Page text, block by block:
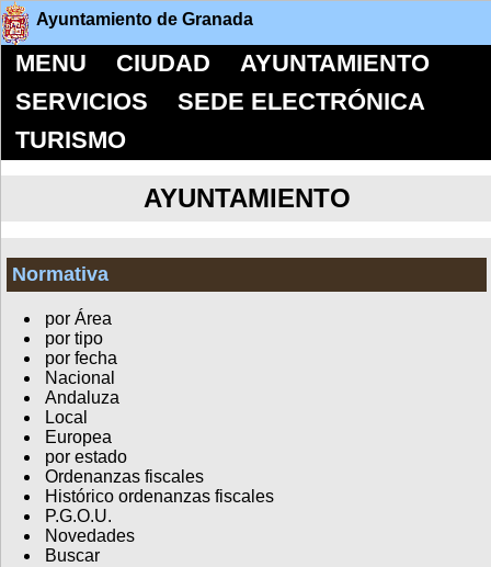
Ayuntamiento de Granada
MENU CIUDAD
AYUNTAMIENTO
SERVICIOS
SEDE ELECTRÓNICA
TURISMO
AYUNTAMIENTO
Normativa
por Área
por tipo
por fecha
Nacional
Andaluza
Local
Europea
por estado
Ordenanzas fiscales
Histórico ordenanzas fiscales
P.G.O.U.
Novedades
Buscar